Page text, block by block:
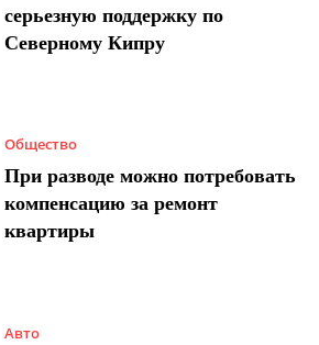
серьезную поддержку по
Северному Кипру
Общество
При разводе можно потребовать
компенсацию за ремонт
квартиры
Авто